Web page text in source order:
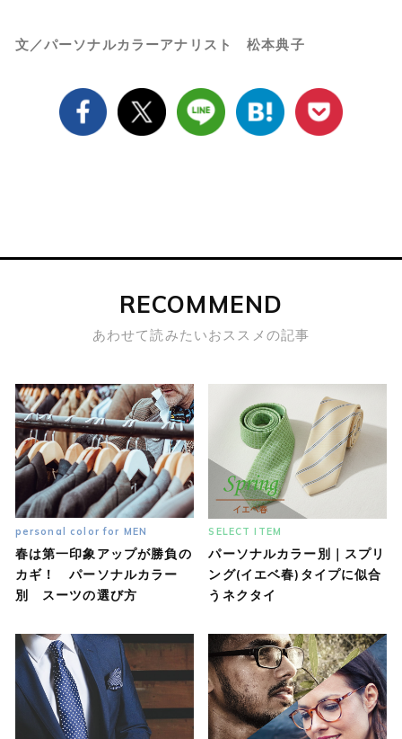
文／パーソナルカラーアナリスト 松本典子
RECOMMEND
あわせて読みたいおススメの記事
personal color for MEN
春は第一印象アップが勝負の
カギ！ パーソナルカラー
別 スーツの選び方
SELECT ITEM
パーソナルカラー別｜スプリ
ング(イエベ春)タイプに似合
うネクタイ